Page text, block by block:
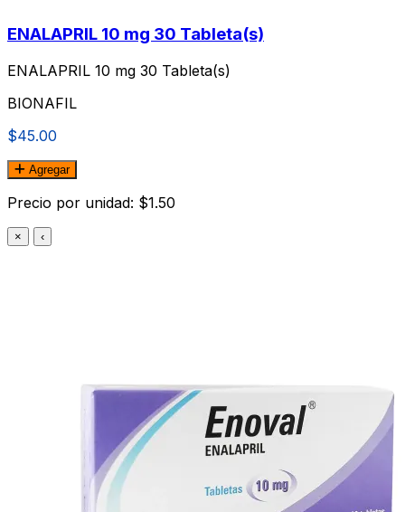
ENALAPRIL 10 mg 30 Tableta(s)
ENALAPRIL 10 mg 30 Tableta(s)
BIONAFIL
$45.00
Agregar
Precio por unidad: $1.50
× ‹